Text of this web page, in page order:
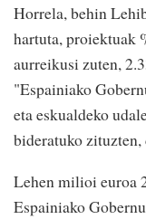
Horrela, behin
hartuta, proiektuak
aurreikusi zuten,
"Espainiako
eta eskualdeko
bideratuko zituzten,
Lehen milioi euroa
Espainiako